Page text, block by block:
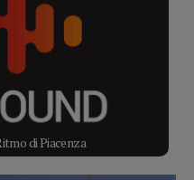
di Piacenza